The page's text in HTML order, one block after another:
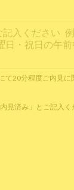
て20分程度ご内見に
見済み」とご記入く